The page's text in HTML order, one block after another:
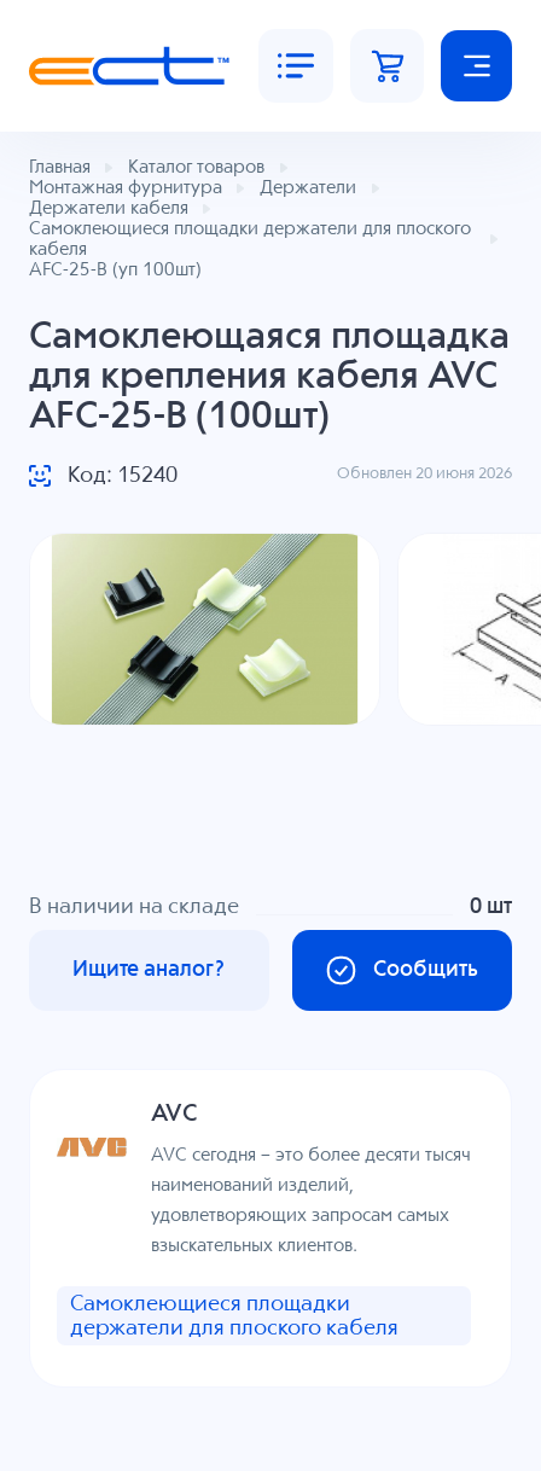
Главная
Каталог товаров
Монтажная фурнитура
Держатели
Держатели кабеля
Самоклеющиеся площадки держатели для плоского
кабеля
AFC-25-B (уп 100шт)
Cамоклеющаяся площадка
для крепления кабеля AVC
AFC-25-B (100шт)
Код: 15240 Обновлен 20 июня 2026
В наличии на складе 0 шт
Сообщить
Ищите аналог?
AVC
AVC сегодня – это более десяти тысяч
наименований изделий,
удовлетворяющих запросам самых
взыскательных клиентов.
Самоклеющиеся площадки
держатели для плоского кабеля